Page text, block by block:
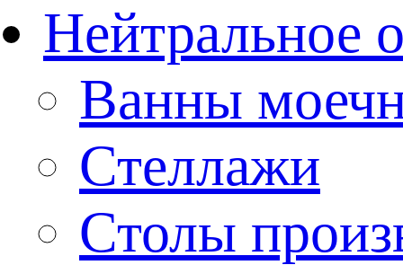
Нейтральное
Ванны
Стеллажи
Столы